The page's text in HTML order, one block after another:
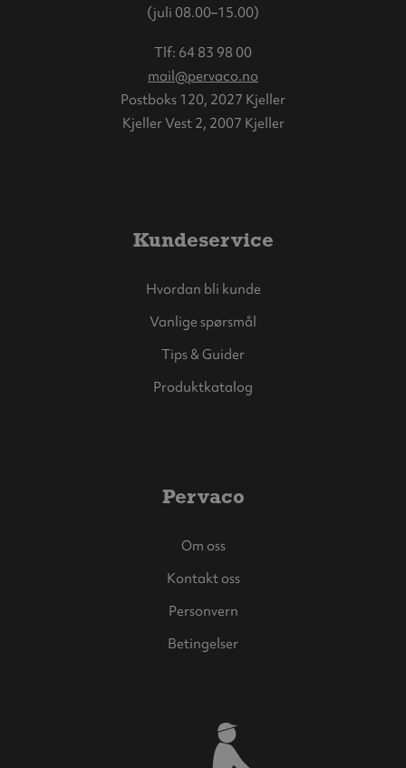
(juli 08.00–15.00)
Tlf: 64 83 98 00
mail@pervaco.no
Postboks 120, 2027 Kjeller
Kjeller Vest 2, 2007 Kjeller
Kundeservice
Hvordan bli kunde
Vanlige spørsmål
Tips & Guider
Produktkatalog
Pervaco
Om oss
Kontakt oss
Personvern
Betingelser